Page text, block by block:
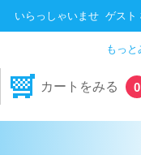
いらっしゃいませ ゲスト
もっと
カートをみる 0